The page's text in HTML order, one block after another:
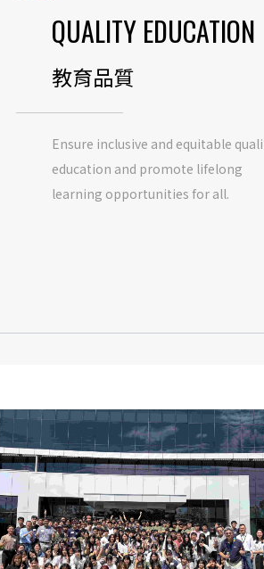
QUALITY EDUCATION
教育品質
Ensure inclusive and equitable
education and promote lifelong
learning opportunities for all.